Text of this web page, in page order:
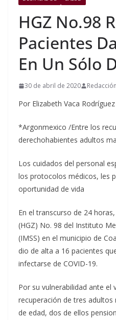
HGZ No.98
Pacientes
En Un Sólo
30 de abril de 2020
Por Elizabeth Vaca Rodríguez
*Argonmexico /Entre los
derechohabientes adultos
Los cuidados del personal
los protocolos médicos, les
oportunidad de vida
En el transcurso de 24
(HGZ) No. 98 del Instituto
(IMSS) en el municipio de
dio de alta a 16 pacientes
infectarse de COVID-19.
Por su vulnerabilidad ante el
recuperación de tres
de edad, dos de ellos